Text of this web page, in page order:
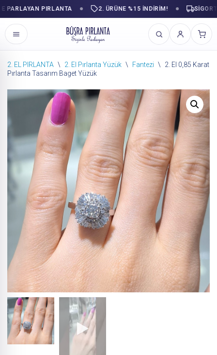
PIRLANTA 2. ÜRÜNE %15 İNDİRİM! SIGORTALI
İçeriğe
2. EL PIRLANTA \ 2. El Pırlanta Yüzük \ Fantezi \
2. El 0,85 Karat
Pırlanta Tasarım Baget Yüzük